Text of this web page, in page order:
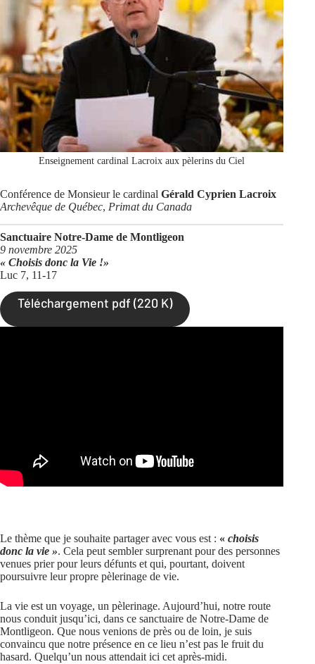
Enseignement cardinal Lacroix aux pèlerins du Ciel
Conférence de Monsieur le cardinal Gérald Cyprien Lacroix
Archevêque de Québec, Primat du Canada
Sanctuaire Notre-Dame de Montligeon
9 novembre 2025
« Choisis donc la Vie !»
Luc 7, 11-17
Téléchargement pdf (220 K)
Le thème que je souhaite partager avec vous est : « choisis
donc la vie ». Cela peut sembler surprenant pour des personnes
venues prier pour leurs défunts et qui, pourtant, doivent
poursuivre leur propre pèlerinage de vie.
La vie est un voyage, un pèlerinage. Aujourd’hui, notre route
nous conduit jusqu’ici, dans ce sanctuaire de Notre-Dame de
Montligeon. Que nous venions de près ou de loin, je suis
convaincu que notre présence en ce lieu n’est pas le fruit du
hasard. Quelqu’un nous attendait ici cet après-midi.